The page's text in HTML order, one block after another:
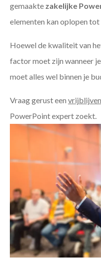
gemaakte zakelijke
elementen kan oplopen tot
Hoewel de kwaliteit van
factor moet zijn wanneer
moet alles wel binnen je
Vraag gerust een
PowerPoint expert zoekt.